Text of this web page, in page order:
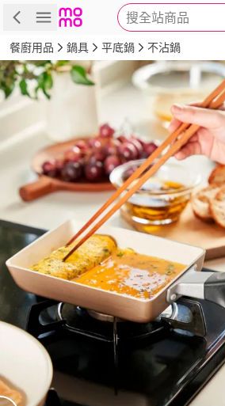
搜全站商品
商品 評價 詳情
餐廚用品 鍋具 平底鍋 不沾鍋